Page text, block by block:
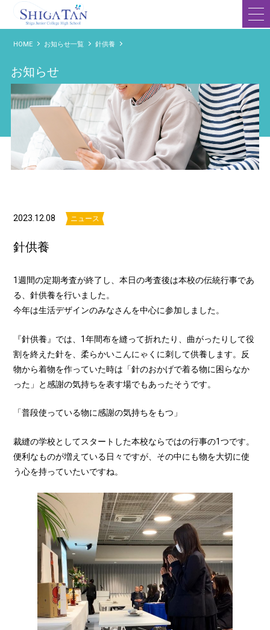
滋賀短期大学附属高等学校
HOME
お知らせ一覧 針供養
お知らせ
2023.12.08 ニュース
針供養
1週間の定期考査が終了し、本日の考査後は本校の伝統行事であ
る、針供養を行いました。
今年は生活デザインのみなさんを中心に参加しました。
『針供養』では、1年間布を縫って折れたり、曲がったりして役
割を終えた針を、柔らかいこんにゃくに刺して供養します。反
物から着物を作っていた時は「針のおかげで着る物に困らなか
った」と感謝の気持ちを表す場でもあったそうです。
「普段使っている物に感謝の気持ちをもつ」
裁縫の学校としてスタートした本校ならではの行事の1つです。
便利なものが増えている日々ですが、その中にも物を大切に使
う心を持っていたいですね。